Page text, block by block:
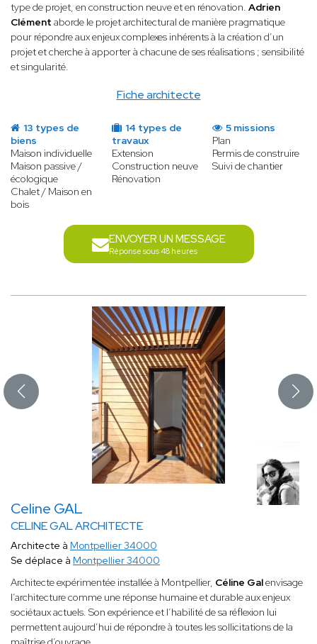
Fiche architecte
type de projet, en construction neuve et en rénovation. Adrien
Clément aborde le projet architectural de manière pragmatique
pour répondre aux enjeux complexes inhérents à la création d’un
projet et cherche à apporter à chacune de ses réalisations ; sensibilité
et singularité.
13 types de
biens
Maison individuelle
Maison passive /
écologique
Chalet / Maison en
bois
14 types de
travaux
Extension
Construction neuve
Rénovation
5 missions
Plan
Permis de construire
Suivi de chantier
ENVOYER UN MESSAGE
Réponse sous 48 heures
Celine GAL
CELINE GAL ARCHITECTE
Architecte à Montpellier 34000
Se déplace à Montpellier 34000
Architecte expérimentée installée à Montpellier, Céline Galenvisage
l’architecture comme une réponse humaine et durable aux enjeux
sociétaux actuels. Son expérience et l’habilité de sa réflexion lui
permettent aujourd’hui de répondre à toutes les sollicitations de la